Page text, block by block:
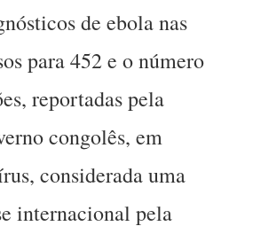
de ebola nas
para 452 e o número
reportadas pela
congolês, em
considerada uma
internacional pela